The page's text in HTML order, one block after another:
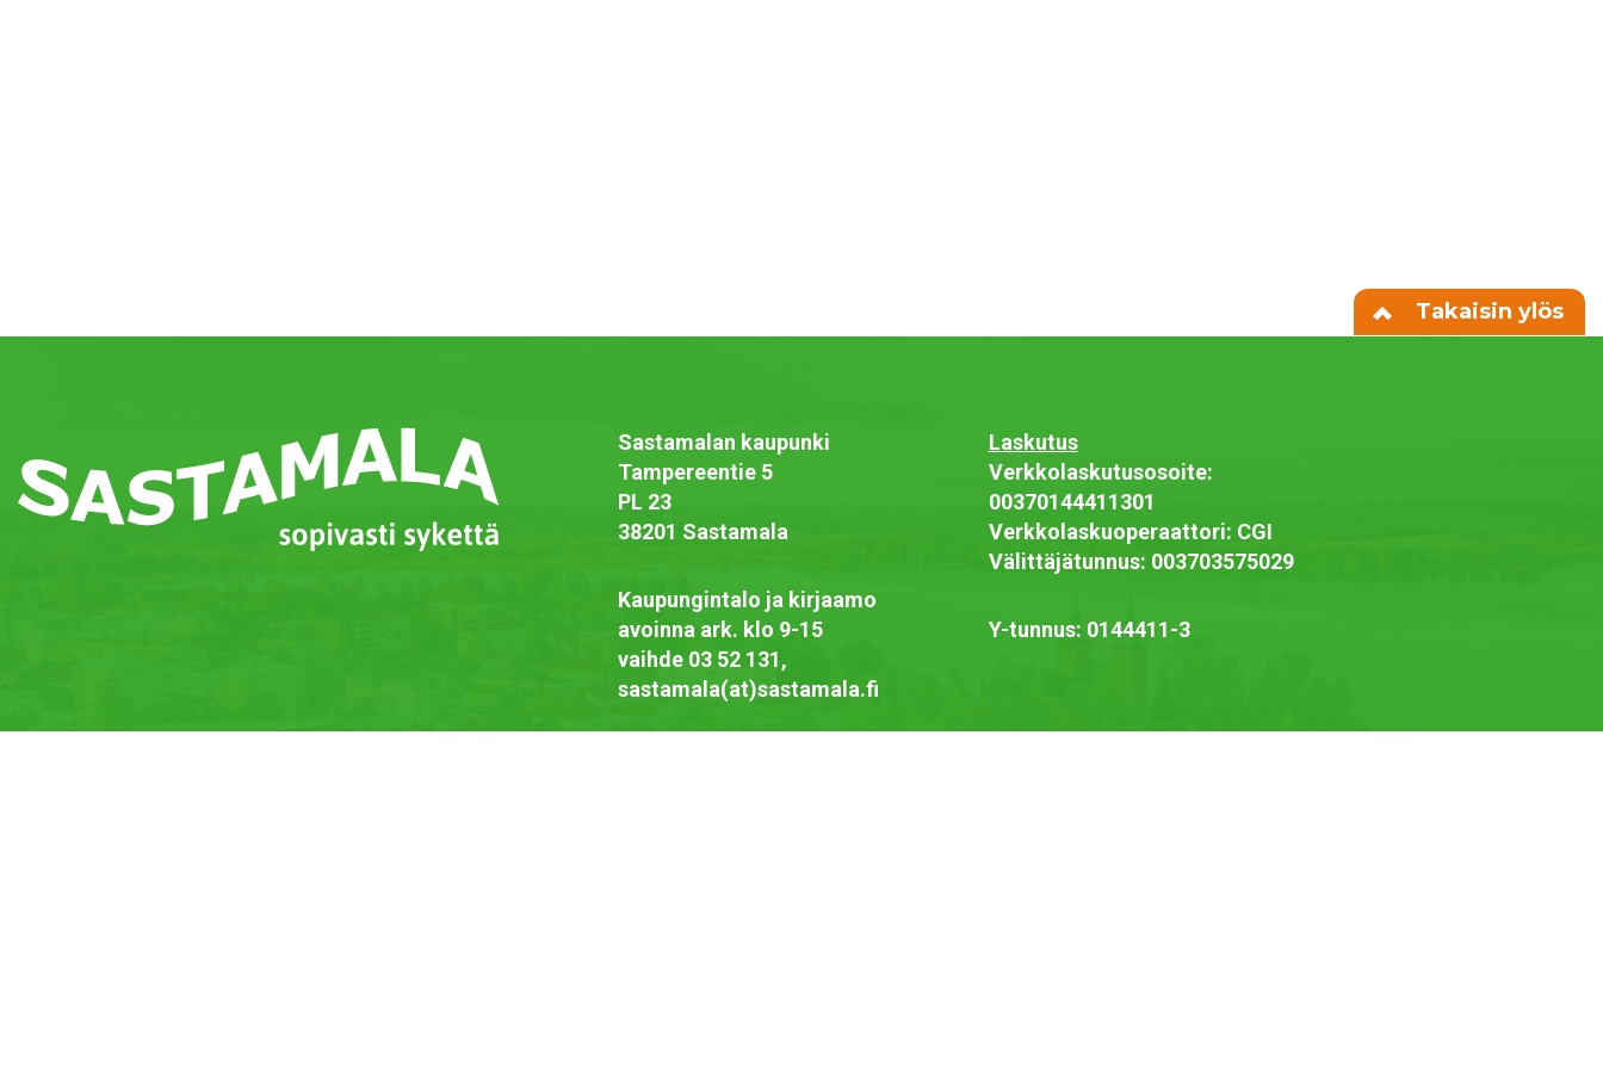
Takaisin ylös
Sastamalan kaupunki
Tampereentie 5
PL 23
38201 Sastamala
Kaupungintalo ja kirjaamo
avoinna ark. klo 9-15
vaihde 03 52 131,
sastamala(at)sastamala.fi
Laskutus
Verkkolaskutusosoite:
00370144411301
Verkkolaskuoperaattori: CGI
Välittäjätunnus: 003703575029
Y-tunnus: 0144411-3